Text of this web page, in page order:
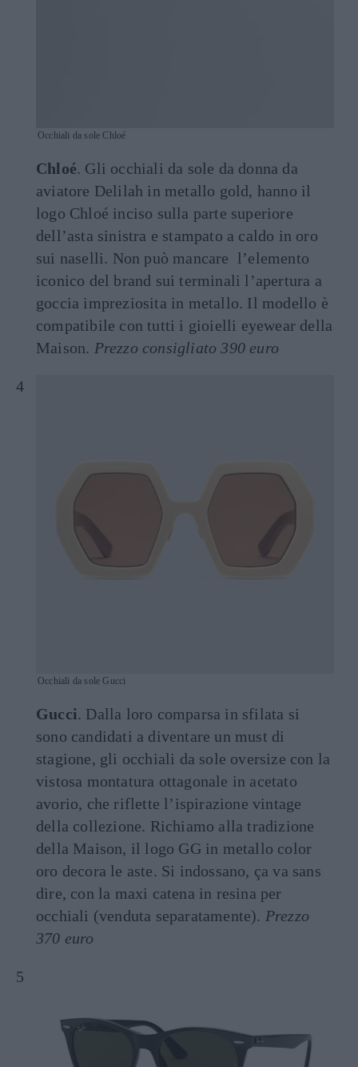
Occhiali da sole Chloé
Chloé. Gli occhiali da sole da donna da
aviatore Delilah in metallo gold, hanno il
logo Chloé inciso sulla parte superiore
dell’asta sinistra e stampato a caldo in oro
sui naselli. Non può mancare l’elemento
iconico del brand sui terminali l’apertura a
goccia impreziosita in metallo. Il modello è
compatibile con tutti i gioielli eyewear della
Maison. Prezzo consigliato 390 euro
Occhiali da sole Gucci
Gucci. Dalla loro comparsa in sfilata si
sono candidati a diventare un must di
stagione, gli occhiali da sole oversize con la
vistosa montatura ottagonale in acetato
avorio, che riflette l’ispirazione vintage
della collezione. Richiamo alla tradizione
della Maison, il logo GG in metallo color
oro decora le aste. Si indossano, ça va sans
dire, con la maxi catena in resina per
occhiali (venduta separatamente). Prezzo
370 euro